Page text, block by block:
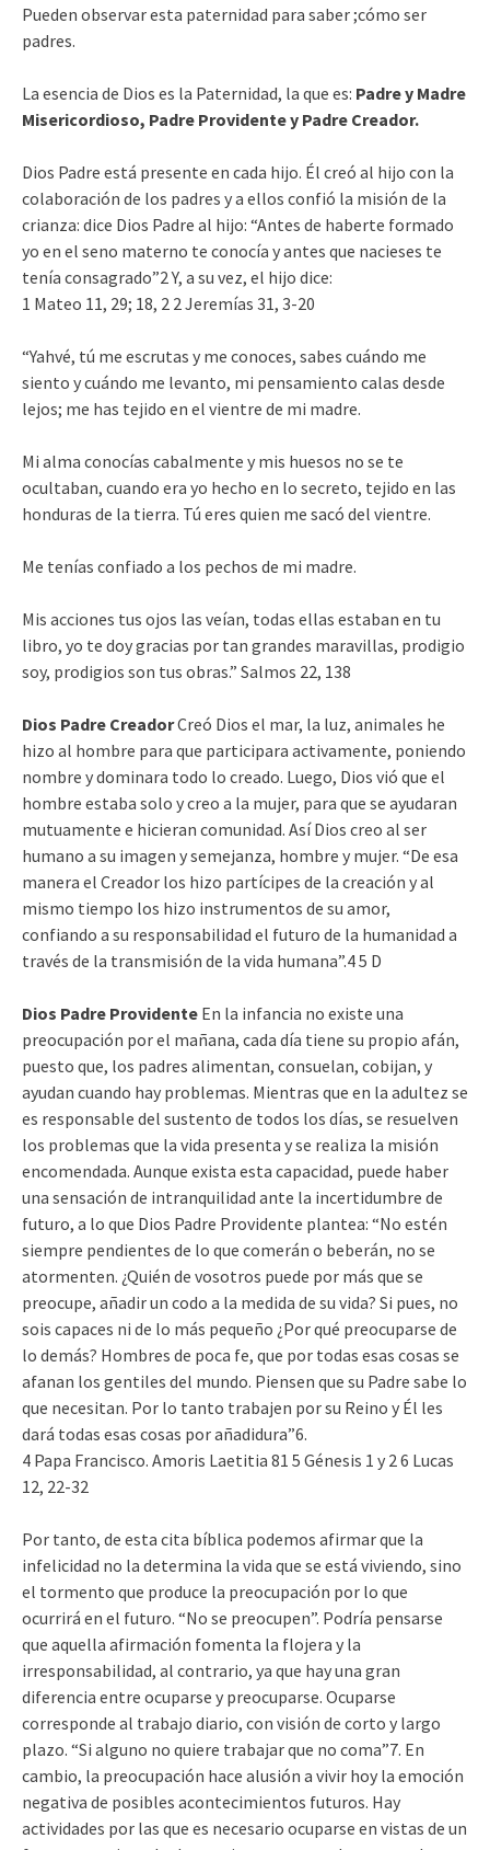
Pueden observar esta paternidad para saber ;cómo ser
padres.
La esencia de Dios es la Paternidad, la que es: Padre y Madre
Misericordioso, Padre Providente y Padre Creador.
Dios Padre está presente en cada hijo. Él creó al hijo con la
colaboración de los padres y a ellos confió la misión de la
crianza: dice Dios Padre al hijo: “Antes de haberte formado
yo en el seno materno te conocía y antes que nacieses te
tenía consagrado”2 Y, a su vez, el hijo dice:
1 Mateo 11, 29; 18, 2 2 Jeremías 31, 3-20
“Yahvé, tú me escrutas y me conoces, sabes cuándo me
siento y cuándo me levanto, mi pensamiento calas desde
lejos; me has tejido en el vientre de mi madre.
Mi alma conocías cabalmente y mis huesos no se te
ocultaban, cuando era yo hecho en lo secreto, tejido en las
honduras de la tierra. Tú eres quien me sacó del vientre.
Me tenías confiado a los pechos de mi madre.
Mis acciones tus ojos las veían, todas ellas estaban en tu
libro, yo te doy gracias por tan grandes maravillas, prodigio
soy, prodigios son tus obras.” Salmos 22, 138
Dios Padre CreadorCreó Dios el mar, la luz, animales he
hizo al hombre para que participara activamente, poniendo
nombre y dominara todo lo creado. Luego, Dios vió que el
hombre estaba solo y creo a la mujer, para que se ayudaran
mutuamente e hicieran comunidad. Así Dios creo al ser
humano a su imagen y semejanza, hombre y mujer. “De esa
manera el Creador los hizo partícipes de la creación y al
mismo tiempo los hizo instrumentos de su amor,
confiando a su responsabilidad el futuro de la humanidad a
través de la transmisión de la vida humana”.4 5 D
Dios Padre Providente En la infancia no existe una
preocupación por el mañana, cada día tiene su propio afán,
puesto que, los padres alimentan, consuelan, cobijan, y
ayudan cuando hay problemas. Mientras que en la adultez se
es responsable del sustento de todos los días, se resuelven
los problemas que la vida presenta y se realiza la misión
encomendada. Aunque exista esta capacidad, puede haber
una sensación de intranquilidad ante la incertidumbre de
futuro, a lo que Dios Padre Providente plantea: “No estén
siempre pendientes de lo que comerán o beberán, no se
atormenten. ¿Quién de vosotros puede por más que se
preocupe, añadir un codo a la medida de su vida? Si pues, no
sois capaces ni de lo más pequeño ¿Por qué preocuparse de
lo demás? Hombres de poca fe, que por todas esas cosas se
afanan los gentiles del mundo. Piensen que su Padre sabe lo
que necesitan. Por lo tanto trabajen por su Reino y Él les
dará todas esas cosas por añadidura”6.
4 Papa Francisco. Amoris Laetitia 81 5 Génesis 1 y 2 6 Lucas
12, 22-32
Por tanto, de esta cita bíblica podemos afirmar que la
infelicidad no la determina la vida que se está viviendo, sino
el tormento que produce la preocupación por lo que
ocurrirá en el futuro. “No se preocupen”. Podría pensarse
que aquella afirmación fomenta la flojera y la
irresponsabilidad, al contrario, ya que hay una gran
diferencia entre ocuparse y preocuparse. Ocuparse
corresponde al trabajo diario, con visión de corto y largo
plazo. “Si alguno no quiere trabajar que no coma”7. En
cambio, la preocupación hace alusión a vivir hoy la emoción
negativa de posibles acontecimientos futuros. Hay
actividades por las que es necesario ocuparse en vistas de un